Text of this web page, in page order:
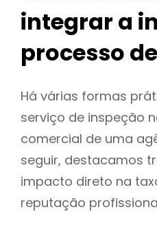
integrar a
processo
Há várias formas
serviço de inspeção
comercial de uma
seguir, destacamos
impacto direto na
reputação